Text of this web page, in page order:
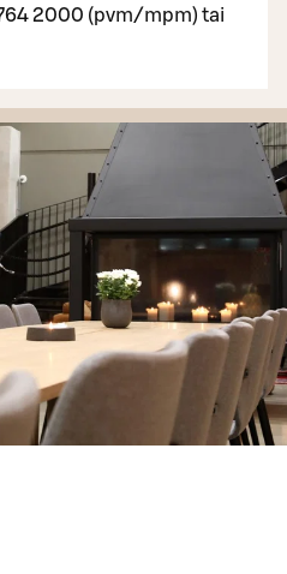
2000 (pvm/mpm) tai